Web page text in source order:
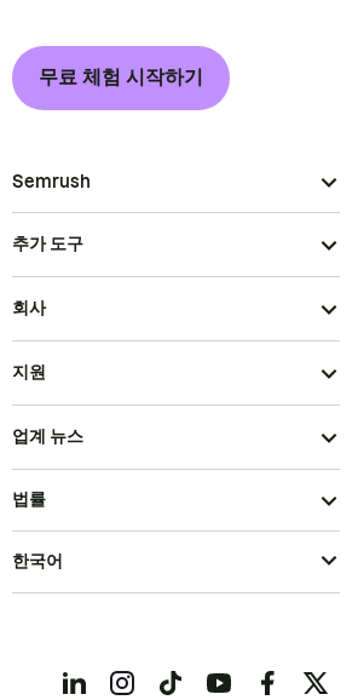
무료 체험 시작하기
Semrush
추가 도구
회사
지원
업계 뉴스
법률
한국어